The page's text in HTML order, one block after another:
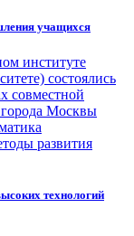
учащихся
институте
состоялись
совместной
Москвы
развития
технологий